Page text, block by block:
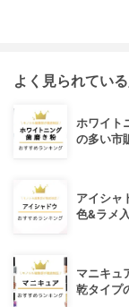
よく見られてい
ホワイト
の多い市
アイシャ
色&ラメ
マニキュ
乾タイプ